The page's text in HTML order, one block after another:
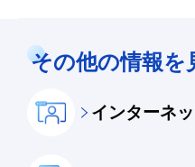
その他の情報を
インターネ